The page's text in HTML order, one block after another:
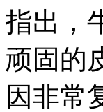
指出，
顽固的
因非常